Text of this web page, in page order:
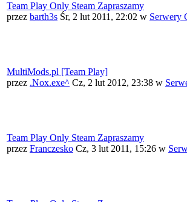
Team Play Only Steam Zapraszamy
przez barth3s Śr, 2 lut 2011, 22:02 w Serwery
MultiMods.pl [Team Play]
przez .Nox.exe^ Cz, 2 lut 2012, 23:38 w
Team Play Only Steam Zapraszamy
przez Franczesko Cz, 3 lut 2011, 15:26 w